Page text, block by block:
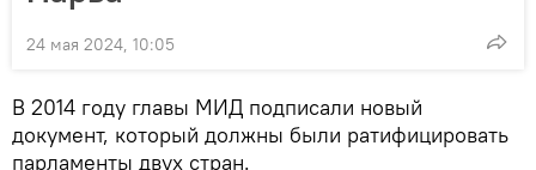
24 мая 2024, 10:05
В 2014 году главы МИД подписали новый
документ, который должны были ратифицировать
парламенты двух стран.